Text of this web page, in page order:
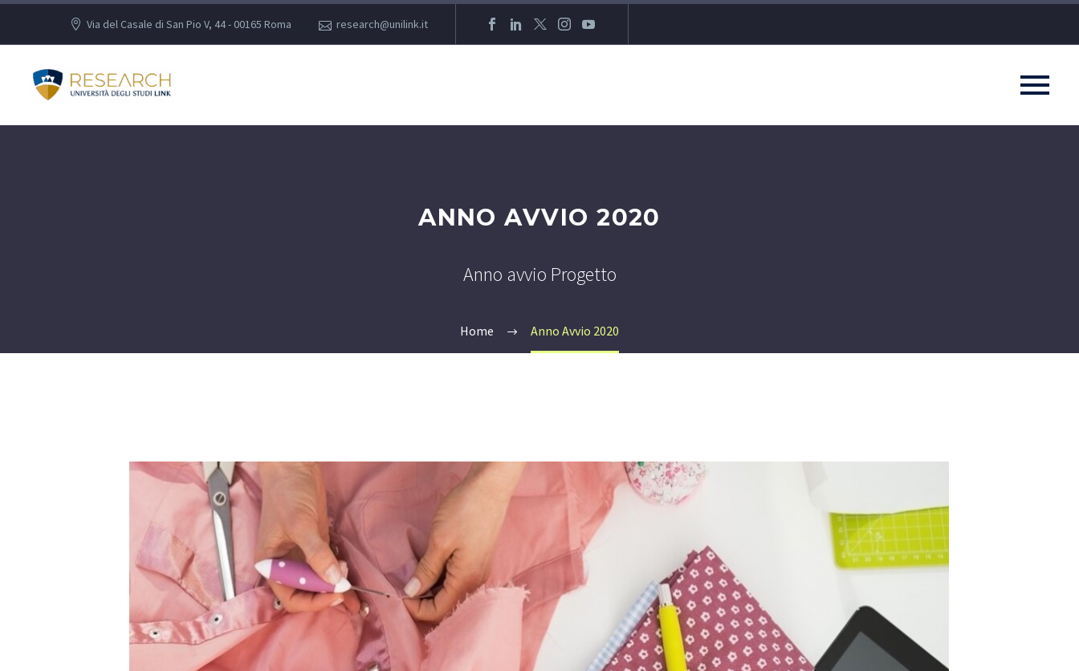
Via del Casale di San Pio V, 44 - 00165 Roma research@unilink.it
ANNO AVVIO 2020
Anno avvio Progetto
Home Anno Avvio 2020